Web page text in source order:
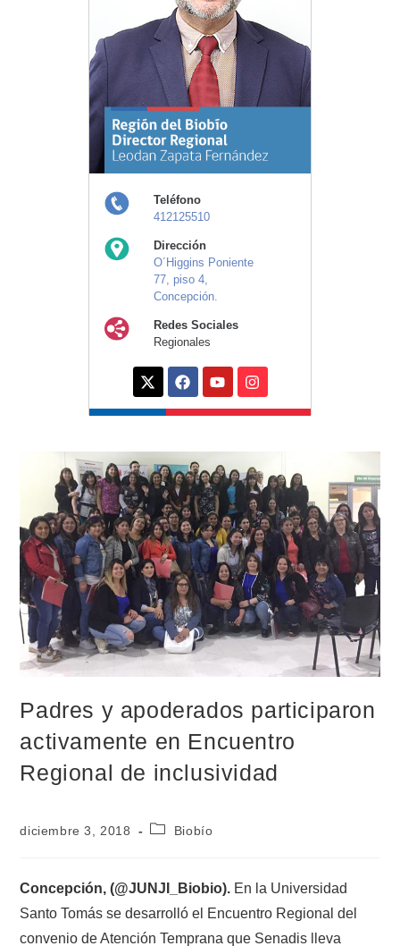
Teléfono
412125510
Dirección
O´Higgins Poniente
77, piso 4,
Concepción.
Redes Sociales
Regionales
Padres y apoderados participaron
activamente en Encuentro
Regional de inclusividad
diciembre 3, 2018 Biobío
Concepción, (@JUNJI_Biobio). En la Universidad
Santo Tomás se desarrolló el Encuentro Regional del
convenio de Atención Temprana que Senadis lleva